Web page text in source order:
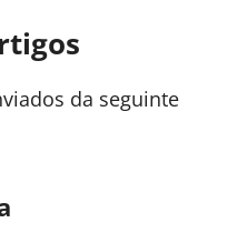
da seguinte